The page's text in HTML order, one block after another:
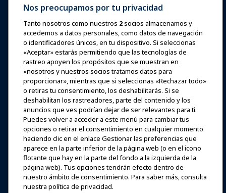
Iniciar sesión Únete ahora
Premios Carreras
Contacto
Expos y Eventos
Noticias y Funworld
Educación
Seguridad y protección
Defensa
Nos preocupamos por tu privacidad
Tanto nosotros como nuestros 2socios almacenamos y
accedemos a datos personales, como datos de navegación
o identificadores únicos, en tu dispositivo. Si seleccionas
«Aceptar» estarás permitiendo que las tecnologías de
rastreo apoyen los propósitos que se muestran en
«nosotros y nuestros socios tratamos datos para
proporcionar», mientras que si seleccionas «Rechazar todo»
o retiras tu consentimiento, los deshabilitarás. Si se
deshabilitan los rastreadores, parte del contenido y los
anuncios que ves podrían dejar de ser relevantes para ti.
Puedes volver a acceder a este menú para cambiar tus
opciones o retirar el consentimiento en cualquier momento
haciendo clic en el enlace Gestionar las preferencias que
aparece en la parte inferior de la página web (o en el icono
flotante que hay en la parte del fondo a la izquierda de la
página web). Tus opciones tendrán efecto dentro de
nuestro ámbito de consentimiento. Para saber más, consulta
nuestra política de privacidad.